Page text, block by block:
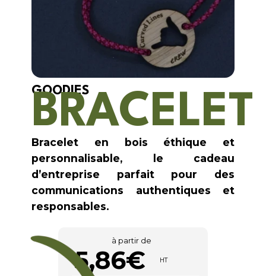
GOODIES
BRACELET
Bracelet en bois éthique et
personnalisable, le cadeau
d’entreprise parfait pour des
communications authentiques et
responsables.
à partir de
5,86€ HT